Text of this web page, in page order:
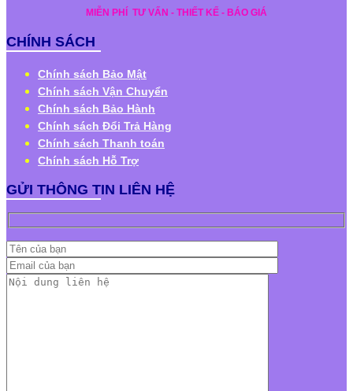
MIỄN PHÍ TƯ VẤN - THIẾT KẾ - BÁO GIÁ
CHÍNH SÁCH
Chính sách Bảo Mật
Chính sách Vận Chuyển
Chính sách Bảo Hành
Chính sách Đổi Trả Hàng
Chính sách Thanh toán
Chính sách Hỗ Trợ
GỬI THÔNG TIN LIÊN HỆ